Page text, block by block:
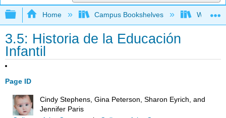
Expand/collapse global hierarchy
Home Campus Bookshelves West
3.5: Historia de la Educación
Infantil
Page ID
Cindy Stephens, Gina Peterson, Sharon Eyrich, and
Jennifer Paris